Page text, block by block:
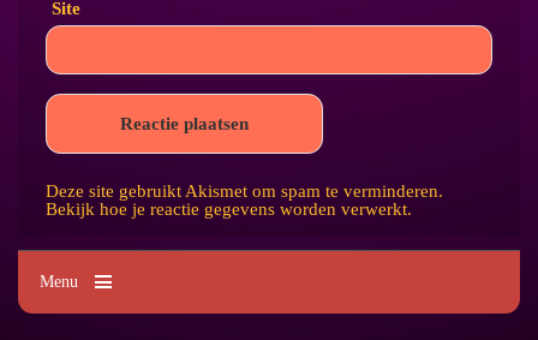
Site
Deze site gebruikt Akismet om spam te verminderen.
Bekijk hoe je reactie gegevens worden verwerkt.
Menu